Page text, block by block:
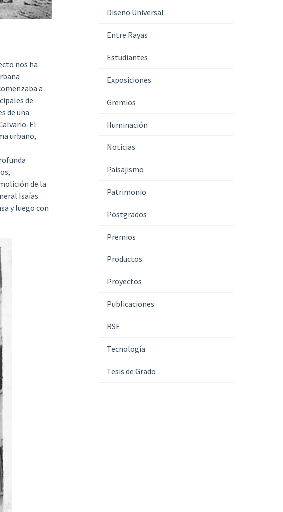
nos ha
a
de
de una
El
urbano,
de la
Isaías
y luego con
Diseño Universal
Entre Rayas
Estudiantes
Exposiciones
Gremios
Iluminación
Noticias
Paisajismo
Patrimonio
Postgrados
Premios
Productos
Proyectos
Publicaciones
RSE
Tecnología
Tesis de Grado